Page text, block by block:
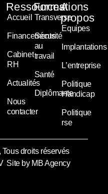
Ressources
Accueil
Financements
Cabinet
RH
Actualités
Nous
contacter
Formations
Transverse
Sécurité
au
travail
Santé
Diplômante
A
propos
Equipes
Implantations
L’entreprise
Politique
Handicap
Politique
rse
droits réservés
Site by MB Agency